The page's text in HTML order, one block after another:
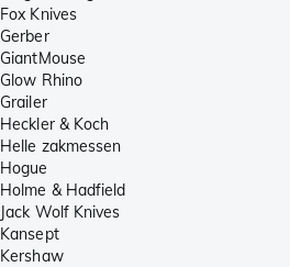
Fox Knives
Gerber
GiantMouse
Glow Rhino
Grailer
Heckler & Koch
Helle zakmessen
Hogue
Holme & Hadfield
Jack Wolf Knives
Kansept
Kershaw